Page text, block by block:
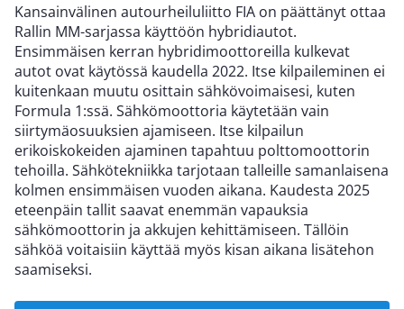
Kansainvälinen autourheiluliitto FIA on päättänyt ottaa
Rallin MM-sarjassa käyttöön hybridiautot.
Ensimmäisen kerran hybridimoottoreilla kulkevat
autot ovat käytössä kaudella 2022. Itse kilpaileminen ei
kuitenkaan muutu osittain sähkövoimaisesi, kuten
Formula 1:ssä. Sähkömoottoria käytetään vain
siirtymäosuuksien ajamiseen. Itse kilpailun
erikoiskokeiden ajaminen tapahtuu polttomoottorin
tehoilla. Sähkötekniikka tarjotaan talleille samanlaisena
kolmen ensimmäisen vuoden aikana. Kaudesta 2025
eteenpäin tallit saavat enemmän vapauksia
sähkömoottorin ja akkujen kehittämiseen. Tällöin
sähköä voitaisiin käyttää myös kisan aikana lisätehon
saamiseksi.